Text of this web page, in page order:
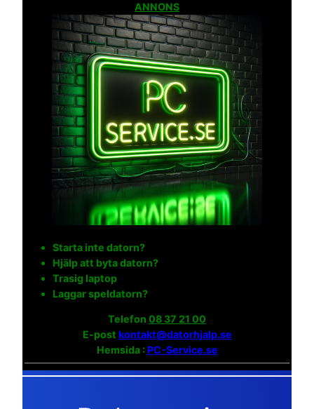
ANNONS
Starta inte datorn?
Hjälp att byta datorn?
Trasig laptop
Laggar speldatorn?
Telefon 08 37 21 00
E-post kontakt@datorhjalp.se
Hemsida :PC-Service.se